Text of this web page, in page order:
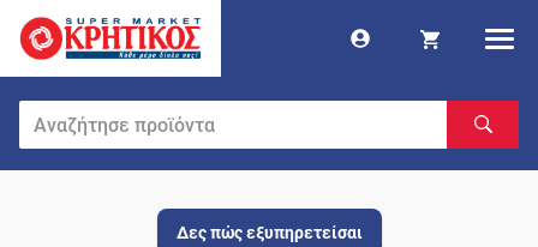
Δες πώς εξυπηρετείσαι